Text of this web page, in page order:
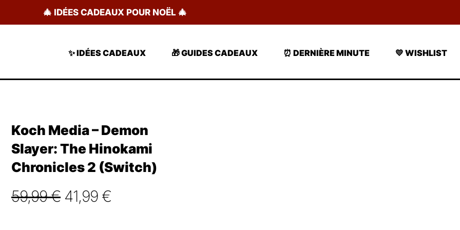
🎄 IDÉES CADEAUX POUR NOËL 🎄
✨ IDÉES CADEAUX 🎁 GUIDES CADEAUX ⏰ DERNIÈRE MINUTE 💛 WISHLIST
Koch Media – Demon
Slayer: The Hinokami
Chronicles 2 (Switch)
59,99€ Le
41,99 €